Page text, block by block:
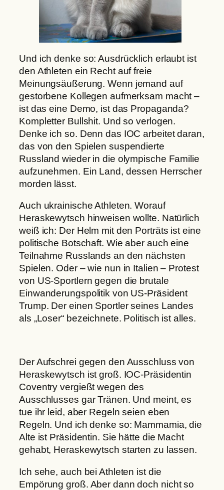
Und ich denke so: Ausdrücklich erlaubt ist
den Athleten ein Recht auf freie
Meinungsäußerung. Wenn jemand auf
gestorbene Kollegen aufmerksam macht –
ist das eine Demo, ist das Propaganda?
Kompletter Bullshit. Und so verlogen.
Denke ich so. Denn das IOC arbeitet daran,
das von den Spielen suspendierte
Russland wieder in die olympische Familie
aufzunehmen. Ein Land, dessen Herrscher
morden lässt.
Auch ukrainische Athleten. Worauf
Heraskewytsch hinweisen wollte. Natürlich
weiß ich: Der Helm mit den Porträts ist eine
politische Botschaft. Wie aber auch eine
Teilnahme Russlands an den nächsten
Spielen. Oder – wie nun in Italien – Protest
von US-Sportlern gegen die brutale
Einwanderungspolitik von US-Präsident
Trump. Der einen Sportler seines Landes
als „Loser“ bezeichnete. Politisch ist alles.
Der Aufschrei gegen den Ausschluss von
Heraskewytsch ist groß. IOC-Präsidentin
Coventry vergießt wegen des
Ausschlusses gar Tränen. Und meint, es
tue ihr leid, aber Regeln seien eben
Regeln. Und ich denke so: Mammamia, die
Alte ist Präsidentin. Sie hätte die Macht
gehabt, Heraskewytsch starten zu lassen.
Ich sehe, auch bei Athleten ist die
Empörung groß. Aber dann doch nicht so